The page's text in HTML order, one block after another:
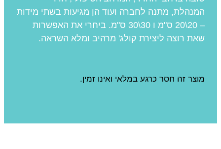
המנהלת, מתנה לחברה ועוד הן מגיעות בשתי מידות
– 20\20 ס"מ ו 30\30 ס"מ. ביחרי את האפשרות
שאת רוצה ליצירת קולג' מרהיב ומלא השראה.
מוצר זה חסר כרגע במלאי ואינו זמין.